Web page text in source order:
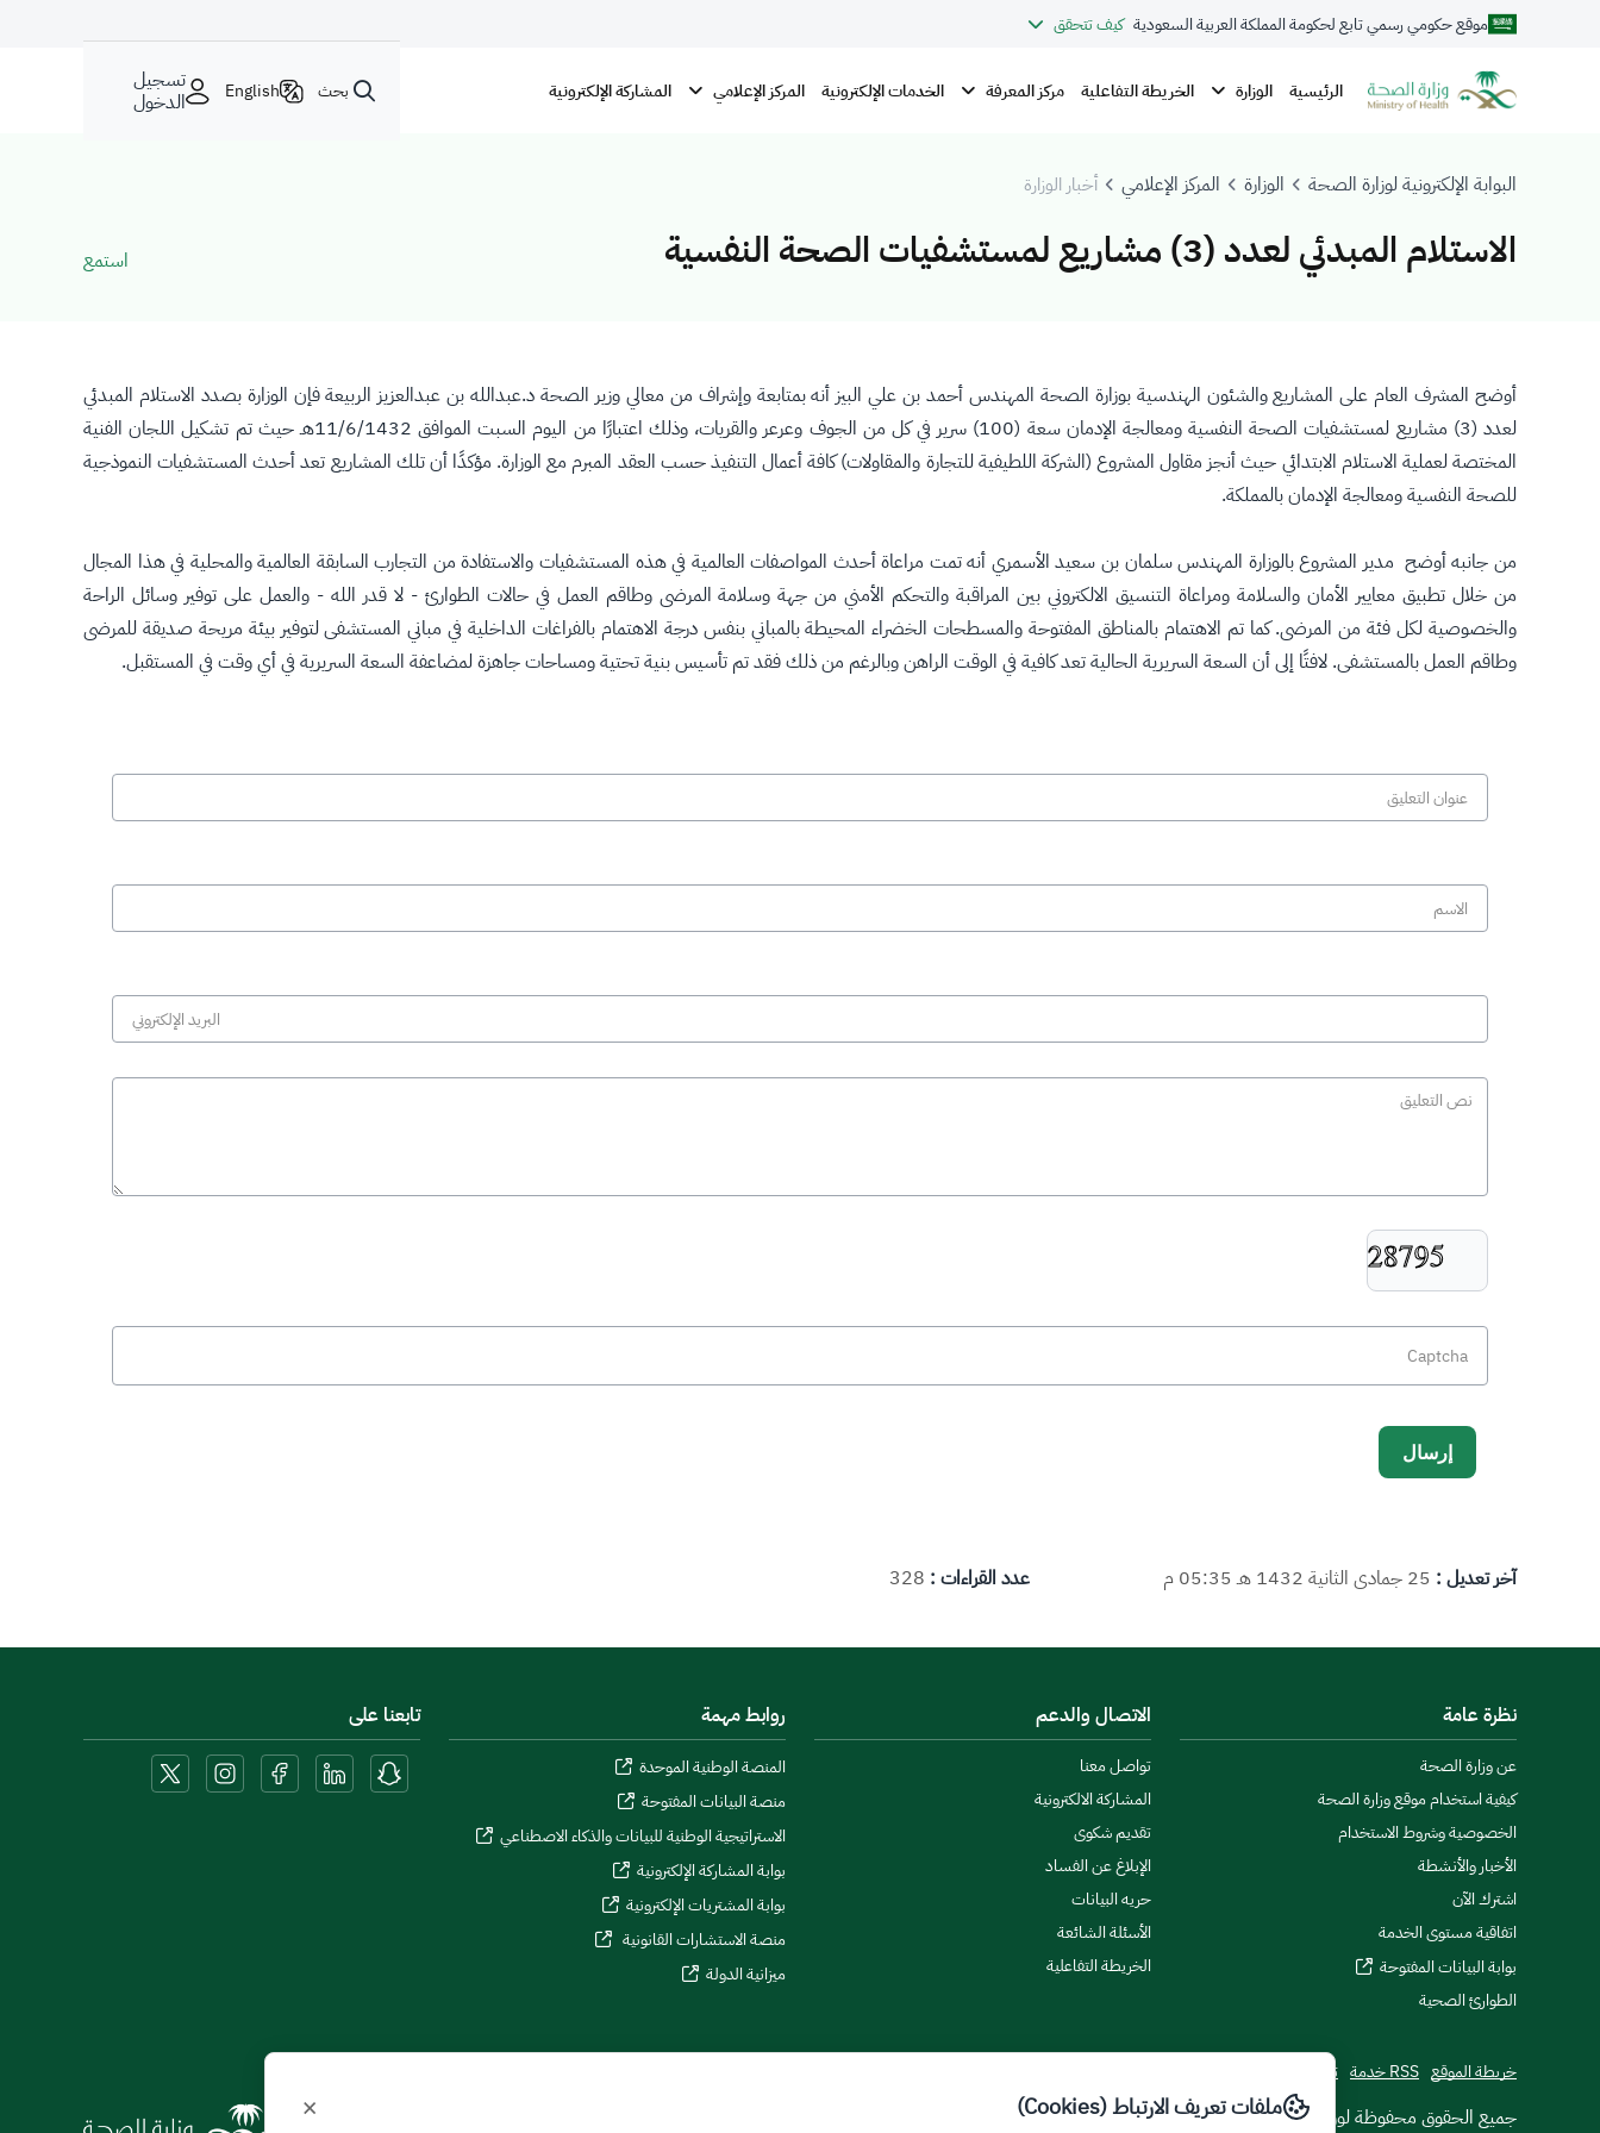
موقع حكومي رسمي تابع لحكومة المملكة العربية السعودية كيف تتحقق
الرئيسية الوزارة الخريطة التفاعلية مركز المعرفة الخدمات الإلكترونية المركز الإعلامي المشاركة الإلكترونية بحث English تسجيل
الدخول
البوابة الإلكترونية لوزارة الصحة الوزارة المركز الإعلامي أخبار الوزارة
الاستلام المبدئي لعدد (3) مشاريع لمستشفيات الصحة النفسية استمع
أوضح المشرف العام على المشاريع والشئون الهندسية بوزارة الصحة المهندس أحمد بن علي البيز أنه بمتابعة وإشراف من معالي وزير الصحة د.عبدالله بن عبدالعزيز الربيعة فإن الوزارة بصدد الاستلام المبدئي
لعدد (3) مشاريع لمستشفيات الصحة النفسية ومعالجة الإدمان سعة (100) سرير في كل من الجوف وعرعر والقريات، وذلك اعتبارًا من اليوم السبت الموافق 11/6/1432هـ حيث تم تشكيل اللجان الفنية
المختصة لعملية الاستلام الابتدائي حيث أنجز مقاول المشروع (الشركة اللطيفية للتجارة والمقاولات) كافة أعمال التنفيذ حسب العقد المبرم مع الوزارة. مؤكدًا أن تلك المشاريع تعد أحدث المستشفيات النموذجية
للصحة النفسية ومعالجة الإدمان بالمملكة.
من جانبه أوضح مدير المشروع بالوزارة المهندس سلمان بن سعيد الأسمري أنه تمت مراعاة أحدث المواصفات العالمية في هذه المستشفيات والاستفادة من التجارب السابقة العالمية والمحلية في هذا المجال
من خلال تطبيق معايير الأمان والسلامة ومراعاة التنسيق الالكتروني بين المراقبة والتحكم الأمني من جهة وسلامة المرضى وطاقم العمل في حالات الطوارئ - لا قدر الله - والعمل على توفير وسائل الراحة
والخصوصية لكل فئة من المرضى. كما تم الاهتمام بالمناطق المفتوحة والمسطحات الخضراء المحيطة بالمباني بنفس درجة الاهتمام بالفراغات الداخلية في مباني المستشفى لتوفير بيئة مريحة صديقة للمرضى
وطاقم العمل بالمستشفى. لافتًا إلى أن السعة السريرية الحالية تعد كافية في الوقت الراهن وبالرغم من ذلك فقد تم تأسيس بنية تحتية ومساحات جاهزة لمضاعفة السعة السريرية في أي وقت في المستقبل.
آخر تعديل : 25 جمادى الثانية 1432 هـ 05:35 م عدد القراءات : 328
نظرة عامة
عن وزارة الصحة
كيفية استخدام موقع وزارة الصحة
الخصوصية وشروط الاستخدام
الأخبار والأنشطة
اشترك الآن
اتفاقية مستوى الخدمة
بوابة البيانات المفتوحة
الطوارئ الصحية
الاتصال والدعم
تواصل معنا
المشاركة الالكترونية
تقديم شكوى
الإبلاغ عن الفساد
حريه البيانات
الأسئلة الشائعة
الخريطة التفاعلية
روابط مهمة
المنصة الوطنية الموحدة
منصة البيانات المفتوحة
الاستراتيجية الوطنية للبيانات والذكاء الاصطناعي
بوابة المشاركة الإلكترونية
بوابة المشتريات الإلكترونية
منصة الاستشارات القانونية
ميزانية الدولة
تابعنا على
خريطة الموقع RSS خدمة تطبيقات الجوال
© جميع الحقوق محفوظة لوزارة الصحة2026
ملفات تعريف الارتباط (Cookies) ×